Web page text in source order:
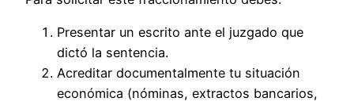
Presentar un escrito ante el juzgado que
dictó la sentencia.
Acreditar documentalmente tu situación
económica (nóminas, extractos bancarios,